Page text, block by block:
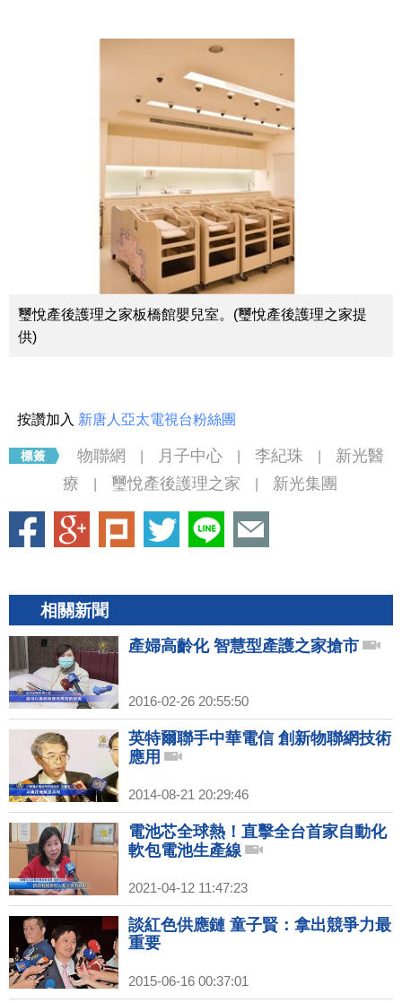
璽悅產後護理之家板橋館嬰兒室。(璽悅產後護理之家提
供)
按讚加入 新唐人亞太電視台粉絲團
物聯網 月子中心 李紀珠
新光醫
療
璽悅產後護理之家 新光集團
相關新聞
產婦高齡化 智慧型產護之家搶市
2016-02-26 20:55:50
英特爾聯手中華電信 創新物聯網技術
應用
2014-08-21 20:29:46
電池芯全球熱！直擊全台首家自動化
軟包電池生產線
2021-04-12 11:47:23
談紅色供應鏈 童子賢：拿出競爭力最
重要
2015-06-16 00:37:01